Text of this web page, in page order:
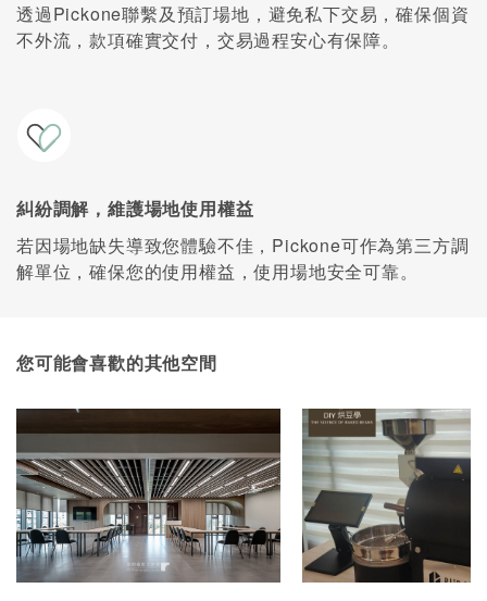
透過Pickone聯繫及預訂場地，避免私下交易，確保個資
不外流，款項確實交付，交易過程安心有保障。
糾紛調解，維護場地使用權益
若因場地缺失導致您體驗不佳，Pickone可作為第三方調
解單位，確保您的使用權益，使用場地安全可靠。
您可能會喜歡的其他空間